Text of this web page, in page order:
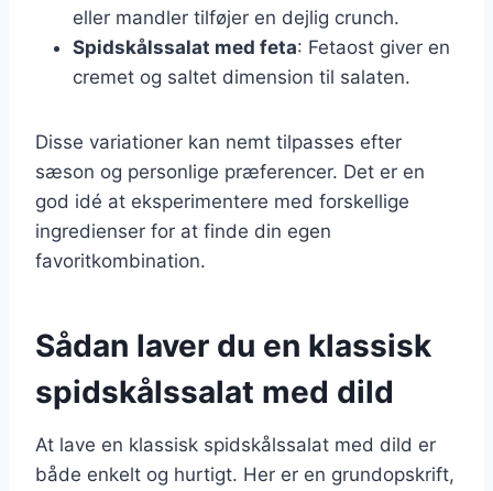
eller mandler tilføjer en dejlig crunch.
Spidskålssalat med feta: Fetaost giver en
cremet og saltet dimension til salaten.
Disse variationer kan nemt tilpasses efter
sæson og personlige præferencer. Det er en
god idé at eksperimentere med forskellige
ingredienser for at finde din egen
favoritkombination.
Sådan laver du en klassisk
spidskålssalat med dild
At lave en klassisk spidskålssalat med dild er
både enkelt og hurtigt. Her er en grundopskrift,